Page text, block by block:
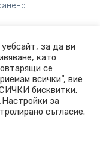
за да ви
като
се
всички“, вие
бисквитки.
за
съгласие.